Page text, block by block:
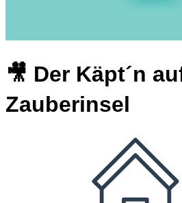
🎥 Der Käpt´n
Zauberinsel